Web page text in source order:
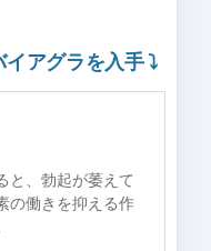
イアグラを入手⤵